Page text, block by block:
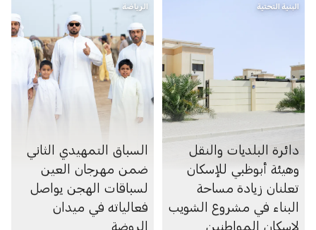
البنية التحتية
دائرة البلديات والنقل
وهيئة أبوظبي للإسكان
تعلنان زيادة مساحة
البناء في مشروع الشويب
لإسكان المواطنين
الرياضة
السباق التمهيدي الثاني
ضمن مهرجان العين
لسباقات الهجن يواصل
فعالياته في ميدان
الروضة